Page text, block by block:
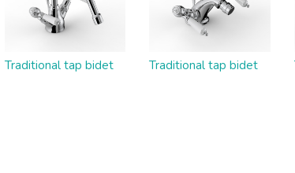
Traditional tap bidet Traditional tap bidet